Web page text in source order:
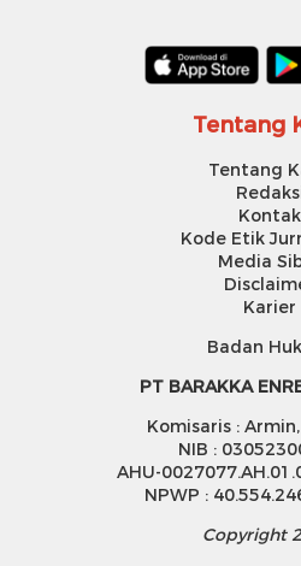
Tentang
Tentang
Kontak
Kode Etik
Media
Karier
Badan
PT BARAKKA
Komisaris :
NIB :
AHU-
NPWP :
Copyright